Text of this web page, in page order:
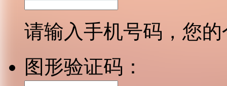
请输入手机号码，您
图形验证码：